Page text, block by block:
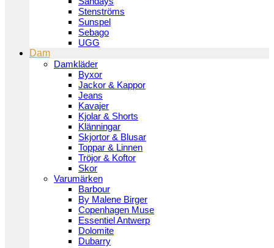
Stenströms
Sunspel
Sebago
UGG
Dam
Damkläder
Byxor
Jackor & Kappor
Jeans
Kavajer
Kjolar & Shorts
Klänningar
Skjortor & Blusar
Toppar & Linnen
Tröjor & Koftor
Skor
Varumärken
Barbour
By Malene Birger
Copenhagen Muse
Essentiel Antwerp
Dolomite
Dubarry